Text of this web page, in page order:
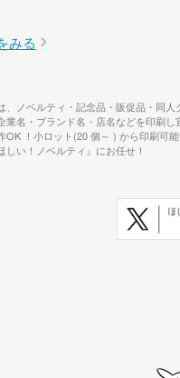
みる
、ノベルティ・記念品・販促品・同
業名・ブランド名・店名などを印刷
OK ！小ロット(20 個～ ) から印刷可
い！ノベルティ』にお任せ！